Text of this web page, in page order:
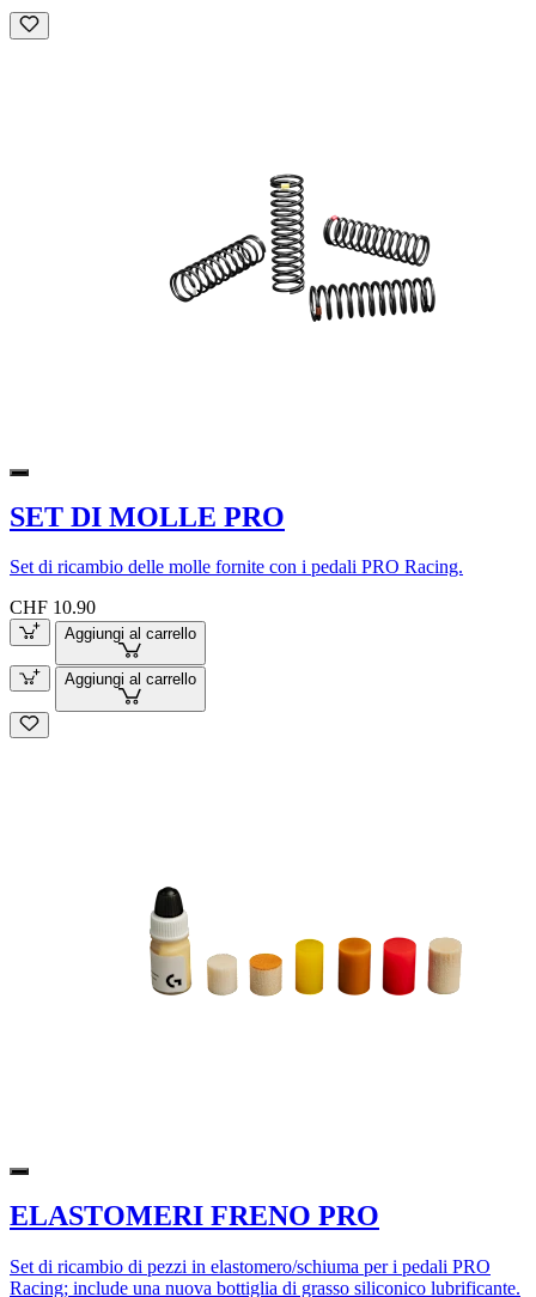
SET DI MOLLE PRO
Set di ricambio delle molle fornite con i pedali PRO Racing.
CHF 10.90
Aggiungi al carrello
Aggiungi al carrello
ELASTOMERI FRENO PRO
Set di ricambio di pezzi in elastomero/schiuma per i pedali PRO
Racing; include una nuova bottiglia di grasso siliconico lubrificante.